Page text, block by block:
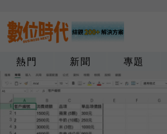
熱門 新聞 專題